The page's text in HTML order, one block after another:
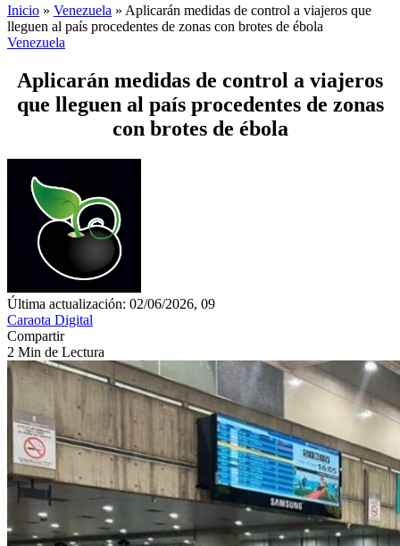
Inicio » Venezuela » Aplicarán medidas de control a viajeros que
lleguen al país procedentes de zonas con brotes de ébola
Venezuela
Aplicarán medidas de control a viajeros
que lleguen al país procedentes de zonas
con brotes de ébola
Última actualización: 02/06/2026, 09
Caraota Digital
Compartir
2 Min de Lectura